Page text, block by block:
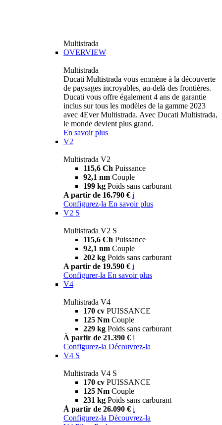
Multistrada
OVERVIEW
Multistrada
Ducati Multistrada vous emmène à la découverte
de paysages incroyables, au-delà des frontières.
Ducati vous offre également 4 ans de garantie
inclus sur tous les modèles de la gamme 2023
avec 4Ever Multistrada. Avec Ducati Multistrada,
le monde devient plus grand.
En savoir plus
V2
Multistrada V2
115,6 Ch Puissance
92,1 nm Couple
199 kg Poids sans carburant
A partir de 16.790 € i
Configurez-la En savoir plus
V2 S
Multistrada V2 S
115,6 Ch Puissance
92,1 nm Couple
202 kg Poids sans carburant
A partir de 19.590 € i
Configurer-la En savoir plus
V4
Multistrada V4
170 cv PUISSANCE
125 Nm Couple
229 kg Poids sans carburant
À partir de 21.390 € i
Configurez-la Découvrez-la
V4 S
Multistrada V4 S
170 cv PUISSANCE
125 Nm Couple
231 kg Poids sans carburant
À partir de 26.090 € i
Configurez-la Découvrez-la